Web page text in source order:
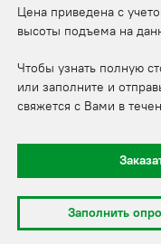
Цена приведена с
высоты подъема на
Чтобы узнать полную
или заполните и
свяжется с Вами в
Заполнить